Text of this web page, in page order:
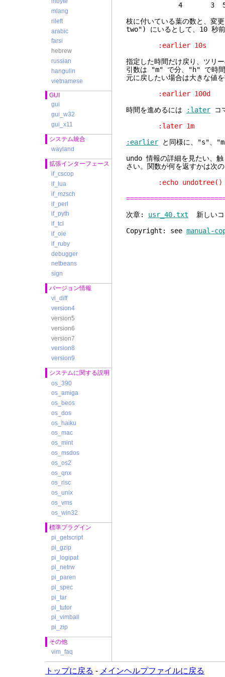
mlang
rileft
arabic
farsi
hebrew
russian
hangulin
vietnamese
GUI
gui
gui_w32
gui_x11
システム統合
wayland
拡張インターフェース
if_cscop
if_lua
if_mzsch
if_perl
if_pyth
if_tcl
if_ole
if_ruby
debugger
netbeans
sign
バージョン情報
vi_diff
version4
version5
version6
version7
version8
version9
システムに関する説明
os_390
os_amiga
os_beos
os_dos
os_haiku
os_mac
os_mint
os_msdos
os_os2
os_qnx
os_risc
os_unix
os_vms
os_win32
標準プラグイン
pi_getscript
pi_gzip
pi_logipat
pi_netrw
pi_paren
pi_spec
pi_tar
pi_tutor
pi_vimball
pi_zip
その他
vim_faq
4 3 5
枝に付いている葉の数と、
two") にいるとして、10 秒
:earlier 10s
指定した時間だけ戻り、ツリ
引数は "m" で分、"h" で時間
元に戻したい場合は大きな値
:earlier 100d
時間を進めるには
:later コ
:later 1m
:earlier と同様に、"s"、
undo 情報の詳細を見たい、
さい。関数が何を返すかは次
:echo undotree()
次章: usr_40.txt 新しいコ
Copyright: see manual-
トップに戻る - メインヘルプファイルに戻る